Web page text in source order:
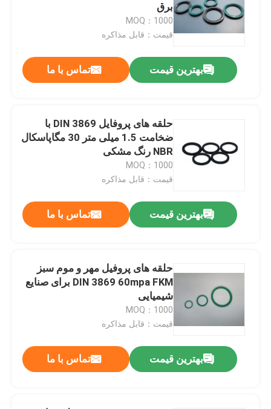
تماس با ما
اخبار
حلقه های FKM O
حلقه های سیلیکونی O
مهرهای والفرم
برق
MOQ：1000
قیمت：قابل مذاکره
بهترین قیمت تماس با ما
حلقه های پروفایل DIN 3869 با
ضخامت 1.5 میلی متر 30 مگاپاسکال
NBR رنگ مشکی
MOQ：1000
قیمت：قابل مذاکره
بهترین قیمت تماس با ما
حلقه های پروفیل مهر و موم سبز
DIN 3869 60mpa FKM برای صنایع
شیمیایی
MOQ：1000
قیمت：قابل مذاکره
بهترین قیمت تماس با ما